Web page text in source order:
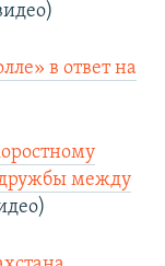
в ответ на
дружбы между